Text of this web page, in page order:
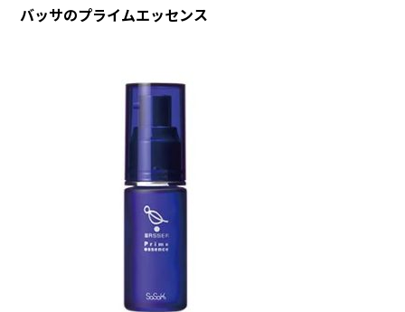
バッサのプライムエッセンス